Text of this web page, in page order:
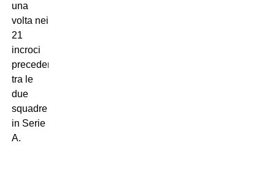
una
volta nei
21
incroci
precedenti
tra le
due
squadre
in Serie
A.